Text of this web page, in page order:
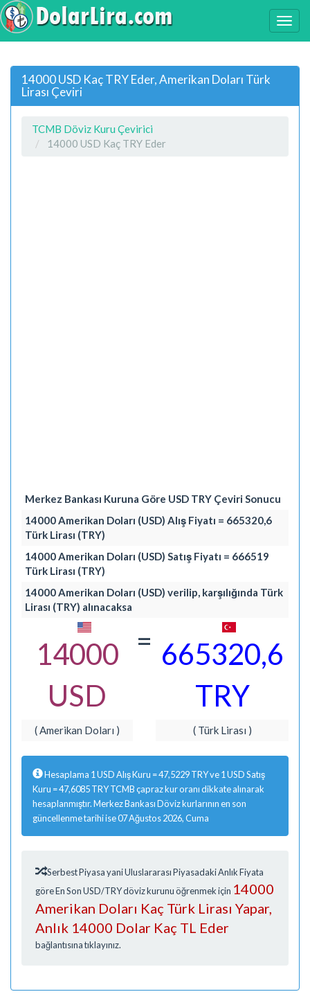
14000 USD Kaç TRY Eder, Amerikan Doları Türk
Lirası Çeviri
TCMB Döviz Kuru Çevirici
14000 USD Kaç TRY Eder
Merkez Bankası Kuruna Göre USD TRY Çeviri Sonucu
14000 Amerikan Doları (USD) Alış Fiyatı = 665320,6
Türk Lirası (TRY)
14000 Amerikan Doları (USD) Satış Fiyatı = 666519
Türk Lirası (TRY)
14000 Amerikan Doları (USD) verilip, karşılığında Türk
Lirası (TRY) alınacaksa
14000
USD
= 665320,6
TRY
( Amerikan Doları ) ( Türk Lirası )
Hesaplama 1 USD Alış Kuru = 47,5229 TRY ve 1 USD Satış
Kuru = 47,6085 TRY TCMB çapraz kur oranı dikkate alınarak
hesaplanmıştır. Merkez Bankası Döviz kurlarının en son
güncellenme tarihi ise 07 Ağustos 2026, Cuma
Serbest Piyasa yani Uluslararası Piyasadaki Anlık Fiyata
göre En Son USD/TRY döviz kurunu öğrenmek için 14000
Amerikan Doları Kaç Türk Lirası Yapar,
Anlık 14000 Dolar Kaç TL Eder
bağlantısına tıklayınız.